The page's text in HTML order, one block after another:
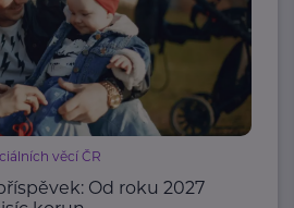
věcí ČR
Od roku 2027